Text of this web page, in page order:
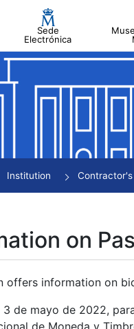
Sede
Electrónica
Institution
on
offers information on
de mayo de 2022,
de Moneda y